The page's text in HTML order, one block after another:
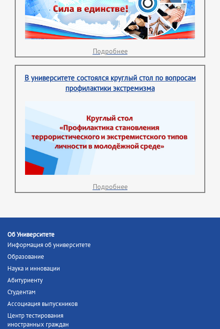
Подробнее
В университете состоялся круглый стол по вопросам
профилактики экстремизма
Подробнее
Об Университете
Информация об университете
Образование
Наука и инновации
Абитуриенту
Студентам
Ассоциация выпускников
Центр тестирования
иностранных граждан